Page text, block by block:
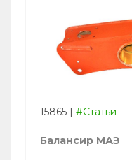
15865 | #Статьи
Балансир МАЗ